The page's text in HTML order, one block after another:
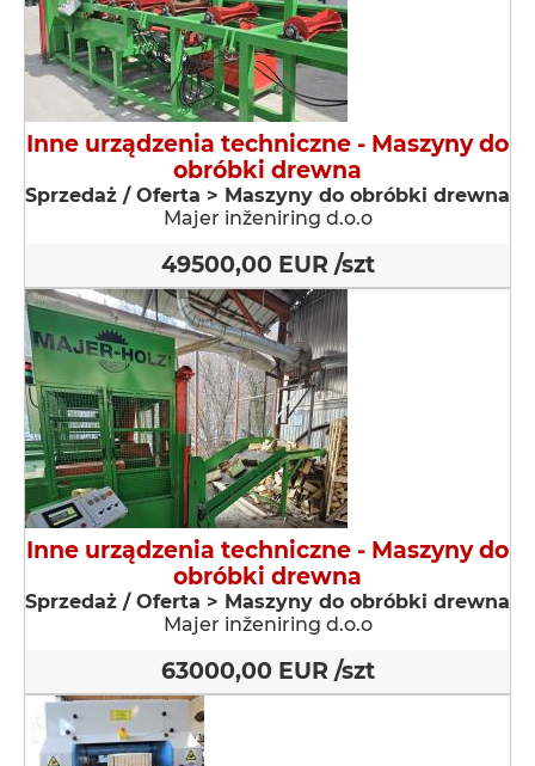
Inne urządzenia techniczne - Maszyny do
obróbki drewna
Sprzedaż / Oferta > Maszyny do obróbki drewna
Majer inženiring d.o.o
49500,00 EUR /szt
Inne urządzenia techniczne - Maszyny do
obróbki drewna
Sprzedaż / Oferta > Maszyny do obróbki drewna
Majer inženiring d.o.o
63000,00 EUR /szt